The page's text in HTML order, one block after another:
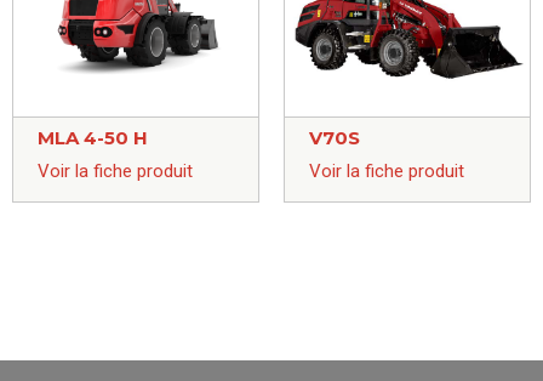
MLA 4-50 H
Voir la fiche produit
V70S
Voir la fiche produit